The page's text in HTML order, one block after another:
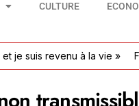
CULTURE
revenu à la vie »